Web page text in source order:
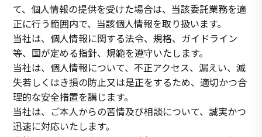
て、個人情報の提供を受けた場合は、当該委託業務を適
正に行う範囲内で、当該個人情報を取り扱います。
当社は、個人情報に関する法令、規格、ガイドライン
等、国が定める指針、規範を遵守いたします。
当社は、個人情報について、不正アクセス、漏えい、滅
失若しくはき損の防止又は是正をするため、適切かつ合
理的な安全措置を講じます。
当社は、ご本人からの苦情及び相談について、誠実かつ
迅速に対応いたします。